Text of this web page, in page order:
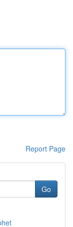
Report Page
Go